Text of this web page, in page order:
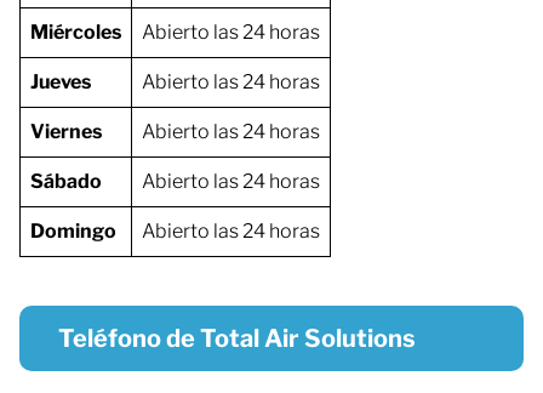
Miércoles Abierto las 24 horas
Jueves Abierto las 24 horas
Viernes Abierto las 24 horas
Sábado Abierto las 24 horas
Domingo Abierto las 24 horas
Teléfono de Total Air Solutions